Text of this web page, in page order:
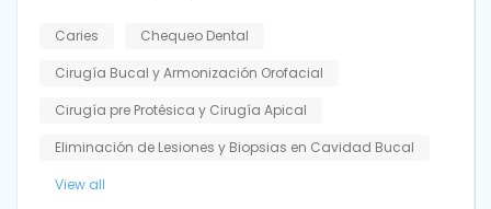
Caries
Chequeo Dental
Cirugía Bucal y Armonización Orofacial
Cirugía pre Protésica y Cirugía Apical
Eliminación de Lesiones y Biopsias en Cavidad Bucal
View all